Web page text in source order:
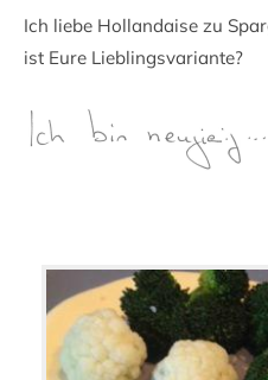
Ich liebe Hollandaise zu
ist Eure Lieblingsvariante?